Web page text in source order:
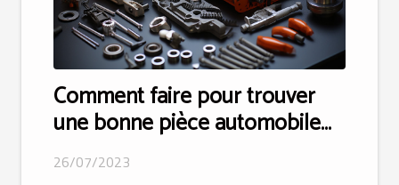
Comment faire pour trouver
une bonne pièce automobile
appropriée ?
26/07/2023